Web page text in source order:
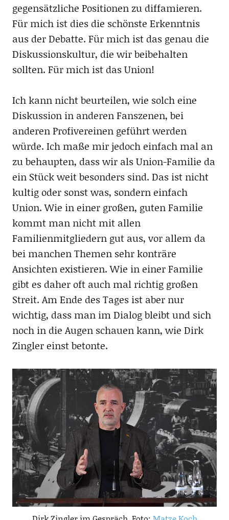
gegensätzliche Positionen zu diffamieren.
Für mich ist dies die schönste Erkenntnis
aus der Debatte. Für mich ist das genau die
Diskussionskultur, die wir beibehalten
sollten. Für mich ist das Union!
Ich kann nicht beurteilen, wie solch eine
Diskussion in anderen Fanszenen, bei
anderen Profivereinen geführt werden
würde. Ich maße mir jedoch einfach mal an
zu behaupten, dass wir als Union-Familie da
ein Stück weit besonders sind. Das ist nicht
kultig oder sonst was, sondern einfach
Union. Wie in einer großen, guten Familie
kommt man nicht mit allen
Familienmitgliedern gut aus, vor allem da
bei manchen Themen sehr konträre
Ansichten existieren. Wie in einer Familie
gibt es daher oft auch mal richtig großen
Streit. Am Ende des Tages ist aber nur
wichtig, dass man im Dialog bleibt und sich
noch in die Augen schauen kann, wie Dirk
Zingler einst betonte.